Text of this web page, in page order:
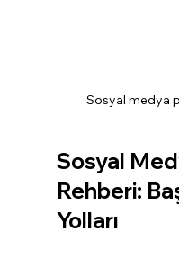
Sosyal medya
Sosyal
Rehberi:
Yolları